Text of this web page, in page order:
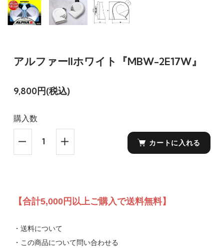
アルファーIIホワイト『MBW-2E17W』
9,800円(税込)
購入数
カートに入れる
【合計5,000円以上ご購入で送料無料】
・送料について
・この商品について問い合わせる